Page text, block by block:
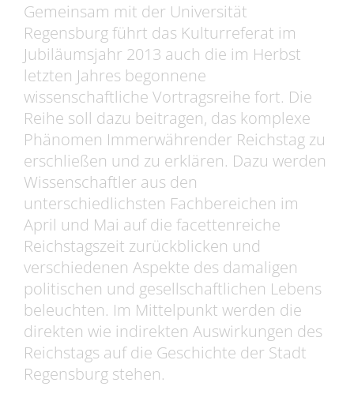
Gemeinsam mit der Universität
Regensburg führt das Kulturreferat im
Jubiläumsjahr 2013 auch die im Herbst
letzten Jahres begonnene
wissenschaftliche Vortragsreihe fort. Die
Reihe soll dazu beitragen, das komplexe
Phänomen Immerwährender Reichstag zu
erschließen und zu erklären. Dazu werden
Wissenschaftler aus den
unterschiedlichsten Fachbereichen im
April und Mai auf die facettenreiche
Reichstagszeit zurückblicken und
verschiedenen Aspekte des damaligen
politischen und gesellschaftlichen Lebens
beleuchten. Im Mittelpunkt werden die
direkten wie indirekten Auswirkungen des
Reichstags auf die Geschichte der Stadt
Regensburg stehen.